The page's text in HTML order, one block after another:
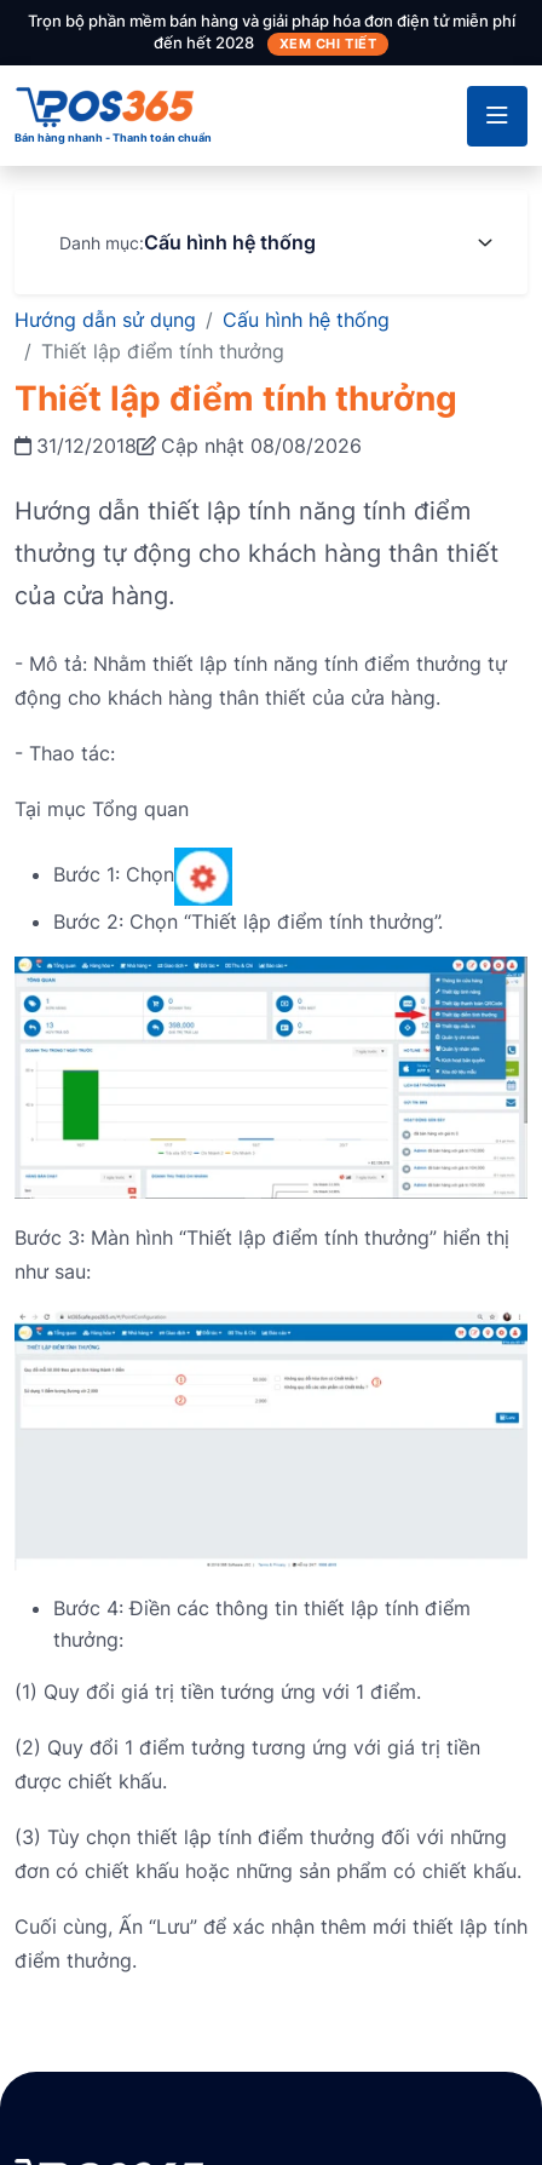
Trọn bộ phần mềm bán hàng và giải pháp hóa đơn điện tử miễn phí
đến hết 2028
XEM CHI TIẾT
Bán hàng nhanh - Thanh toán chuẩn
Danh mục:Cấu hình hệ thống
Hướng dẫn sử dụng
Cấu hình hệ thống
Thiết lập điểm tính thưởng
Thiết lập điểm tính thưởng
31/12/2018 Cập nhật 08/08/2026
Hướng dẫn thiết lập tính năng tính điểm
thưởng tự động cho khách hàng thân thiết
của cửa hàng.
- Mô tả: Nhằm thiết lập tính năng tính điểm thưởng tự
động cho khách hàng thân thiết của cửa hàng.
- Thao tác:
Tại mục Tổng quan
Bước 1: Chọn
Bước 2: Chọn “Thiết lập điểm tính thưởng”.
Bước 3: Màn hình “Thiết lập điểm tính thưởng” hiển thị
như sau:
Bước 4: Điền các thông tin thiết lập tính điểm
thưởng:
(1) Quy đổi giá trị tiền tướng ứng với 1 điểm.
(2) Quy đổi 1 điểm tưởng tương ứng với giá trị tiền
được chiết khấu.
(3) Tùy chọn thiết lập tính điểm thưởng đối với những
đơn có chiết khấu hoặc những sản phẩm có chiết khấu.
Cuối cùng, Ấn “Lưu” để xác nhận thêm mới thiết lập tính
điểm thưởng.